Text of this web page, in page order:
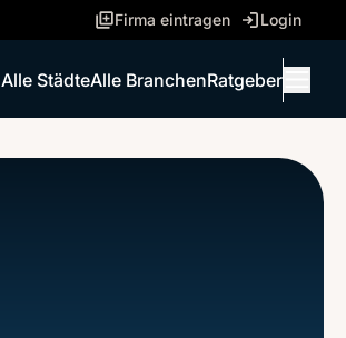
Firma eintragen Login
Alle StädteAlle BranchenRatgeber